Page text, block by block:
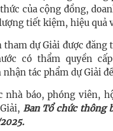
của cộng đồng,
tiết kiệm, hiệu quả
tham dự Giải được
có thẩm quyền
tác phẩm dự Giải
nhà báo, phóng viên,
Ban Tổ chức thông